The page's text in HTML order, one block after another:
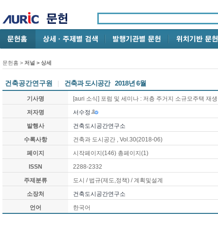
문헌홈 > 저널 > 상세
건축공간연구원 | 건축과 도시공간 2018년 6월
기사명
[auri 소식] 포럼 및 세미나 : 저층 주거지 소규모주택 재
저자명
서수정
발행사
건축도시공간연구소
수록사항
건축과 도시공간 , Vol.30(2018-06)
페이지
시작페이지(146) 총페이지(1)
ISSN
2288-2332
주제분류
도시 / 법규(제도,정책) / 계획및설계
소장처
건축도시공간연구소
언어
한국어